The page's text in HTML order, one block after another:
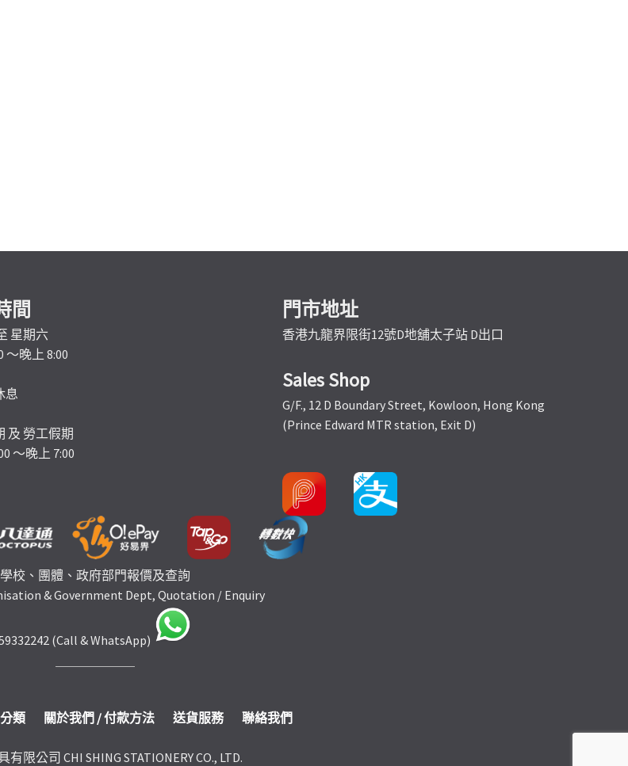
間
星期六
～晚上 8:00
息
及 勞工假期
～晚上 7:00
門市地址
香港九龍界限街12號D地舖太子站 D出口
Sales Shop
G/F., 12 D Boundary Street, Kowloon, Hong Kong
(Prince Edward MTR station, Exit D)
學校、團體、政府部門報價及查詢
& Government Dept, Quotation / Enquiry
(Call & WhatsApp)
類 關於我們 / 付款方法 送貨服務 聯絡我們
限公司 CHI SHING STATIONERY CO., LTD.